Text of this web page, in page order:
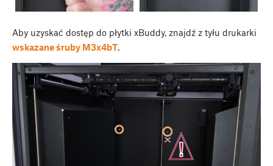
Aby uzyskać dostęp do płytki xBuddy, znajdź z tyłu drukarki
wskazane śruby M3x4bT.